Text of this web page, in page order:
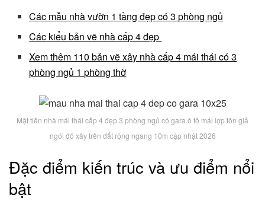
Các mẫu nhà vườn 1 tầng đẹp có 3 phòng ngủ
Các kiểu bản vẽ nhà cấp 4 đẹp
Xem thêm 110 bản vẽ xây nhà cấp 4 mái thái có 3
phòng ngủ 1 phòng thờ
Mặt tiền nhà mái thái cấp 4 đẹp 3 phòng ngủ có gara ô tô mái lợp tôn giả
ngói đỏ xây trên đất rộng ngang 10m cập nhật 2026
Đặc điểm kiến trúc và ưu điểm nổi
bật